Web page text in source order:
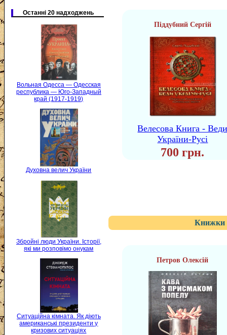
Останні 20 надходжень
Вольная Одесса — Одесская
республика — Юго-Западный
край (1917-1919)
Духовна велич України
Збройні люди України. Історії,
які ми розповімо онукам
Ситуаційна кімната. Як діють
американські президенти у
кризових ситуаціях
Піддубний Сергій
Велесова Книга -
України-Русі
700 грн.
Книжки
Петров Олексій